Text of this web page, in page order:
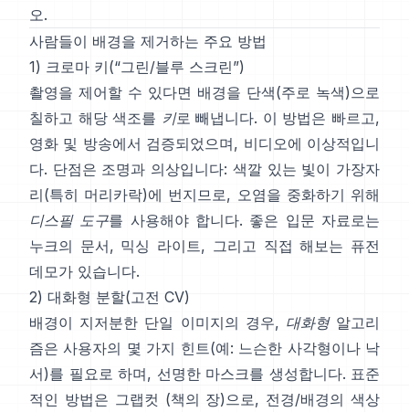
오.
사람들이 배경을 제거하는 주요 방법
1) 크로마 키(“그린/블루 스크린”)
촬영을 제어할 수 있다면 배경을 단색(주로 녹색)으로
칠하고 해당 색조를 키로 빼냅니다. 이 방법은 빠르고,
영화 및 방송에서 검증되었으며, 비디오에 이상적입니
다. 단점은 조명과 의상입니다: 색깔 있는 빛이 가장자
리(특히 머리카락)에 번지므로, 오염을 중화하기 위해
디스필 도구를 사용해야 합니다. 좋은 입문 자료로는
누크의 문서, 믹싱 라이트, 그리고 직접 해보는 퓨전
데모가 있습니다.
2) 대화형 분할(고전 CV)
배경이 지저분한 단일 이미지의 경우, 대화형알고리
즘은 사용자의 몇 가지 힌트(예: 느슨한 사각형이나 낙
서)를 필요로 하며, 선명한 마스크를 생성합니다. 표준
적인 방법은 그랩컷 (책의 장)으로, 전경/배경의 색상